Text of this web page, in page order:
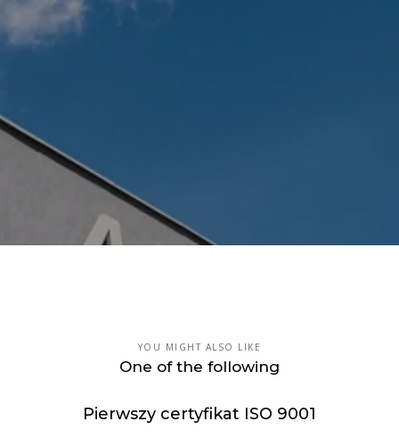
YOU MIGHT ALSO LIKE
One of the following
Pierwszy certyfikat ISO 9001